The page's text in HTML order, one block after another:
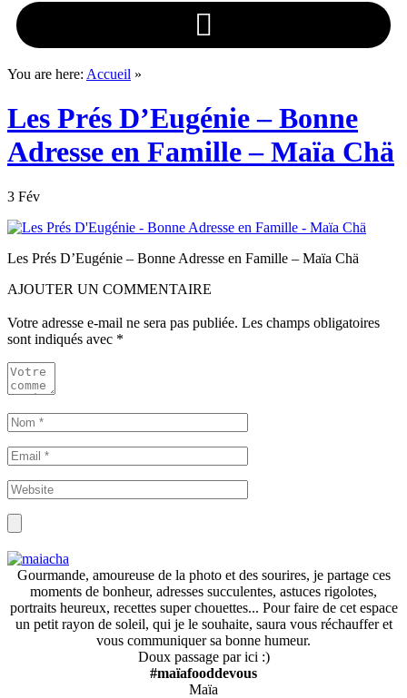
You are here: Accueil »
Les Prés D’Eugénie – Bonne
Adresse en Famille – Maïa Chä
3 Fév
Les Prés D’Eugénie – Bonne Adresse en Famille – Maïa Chä
AJOUTER UN COMMENTAIRE
Votre adresse e-mail ne sera pas publiée. Les champs obligatoires
sont indiqués avec *
Gourmande, amoureuse de la photo et des sourires, je partage ces
moments de bonheur, adresses succulentes, astuces rigolotes,
portraits heureux, recettes super chouettes... Pour faire de cet espace
un petit rayon de soleil, qui je le souhaite, saura vous réchauffer et
vous communiquer sa bonne humeur.
Doux passage par ici :)
#maïafooddevous
Maïa